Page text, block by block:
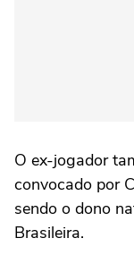
O ex-jogador
convocado por
sendo o dono
Brasileira.